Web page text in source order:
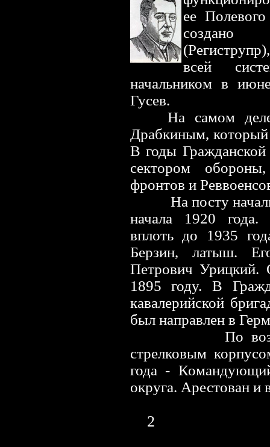
ее
создано
всей
начальником в
Гусев.
На самом
Драбкиным, который
В годы
сектором
фронтов и
На посту
начала 1920
вплоть до 1935
Берзин, латыш.
Петрович Урицкий.
1895 году. В
кавалерийской
был направлен в
По
стрелковым
года -
округа. Арестован и
2